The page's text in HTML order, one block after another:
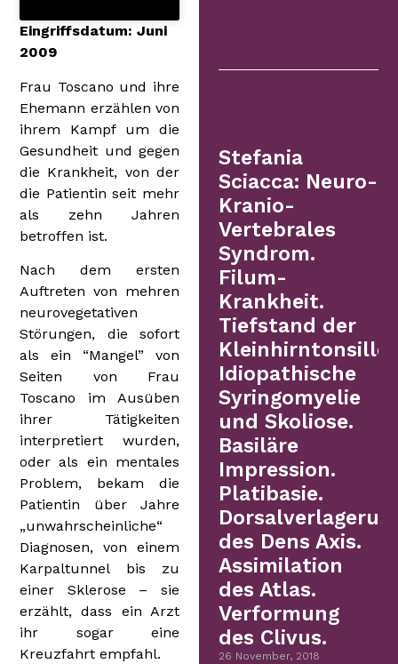
Eingriffsdatum: Juni
2009
Frau Toscano und ihre
Ehemann erzählen von
ihrem Kampf um die
Gesundheit und gegen
die Krankheit, von der
die Patientin seit mehr
als zehn Jahren
betroffen ist.
Nach dem ersten
Auftreten von mehren
neurovegetativen
Störungen, die sofort
als ein “Mangel” von
Seiten von Frau
Toscano im Ausüben
ihrer Tätigkeiten
interpretiert wurden,
oder als ein mentales
Problem, bekam die
Patientin über Jahre
„unwahrscheinliche“
Diagnosen, von einem
Karpaltunnel bis zu
einer Sklerose – sie
erzählt, dass ein Arzt
ihr sogar eine
Kreuzfahrt empfahl.
Stefania
Sciacca: Neuro-
Kranio-
Vertebrales
Syndrom.
Filum-
Krankheit.
Tiefstand der
Idiopathische
Syringomyelie
und Skoliose.
Basiläre
Impression.
Platibasie.
des Dens Axis.
Assimilation
des Atlas.
Verformung
des Clivus.
26 November, 2018